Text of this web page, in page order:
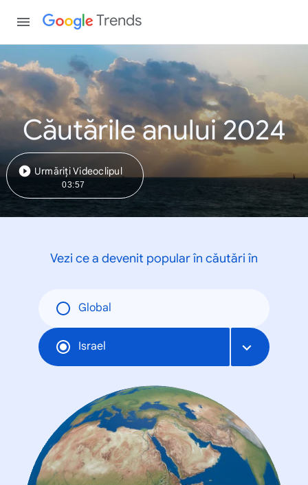
Trends
Căutările anului 2024
Urmăriți Videoclipul
03:57
Vezi ce a devenit popular în căutări în
Global
Israel